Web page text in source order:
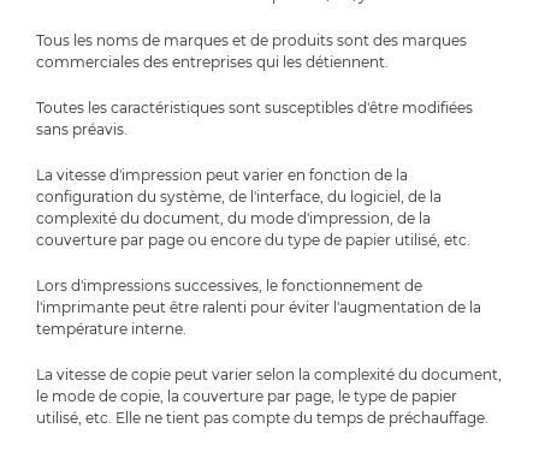
Tous les noms de marques et de produits sont des marques
commerciales des entreprises qui les détiennent.
Toutes les caractéristiques sont susceptibles d'être modifiées
sans préavis.
La vitesse d'impression peut varier en fonction de la
configuration du système, de l'interface, du logiciel, de la
complexité du document, du mode d'impression, de la
couverture par page ou encore du type de papier utilisé, etc.
Lors d'impressions successives, le fonctionnement de
l'imprimante peut être ralenti pour éviter l'augmentation de la
température interne.
La vitesse de copie peut varier selon la complexité du document,
le mode de copie, la couverture par page, le type de papier
utilisé, etc. Elle ne tient pas compte du temps de préchauffage.